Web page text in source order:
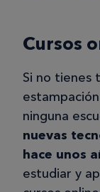
Cursos
Si no tienes
ninguna
nuevas
hace unos
estudiar y